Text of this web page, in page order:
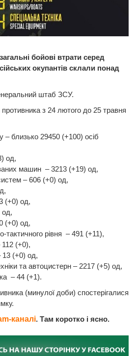
бойові втрати серед
окупантів склали понад
штаб ЗСУ.
противника з 24 лютого до 25 травня
– близько 29450 (+100) осіб
од,
машин ‒ 3213 (+19) од,
– 606 (+0) од,
(+0) од,
од,
(+0) од,
тактичного рівня – 491 (+11),
112 (+0),
13 (+0) од,
та автоцистерн – 2217 (+5) од,
– 44 (+1).
(минулої доби) спостерігалися
каналі. Там коротко і ясно.